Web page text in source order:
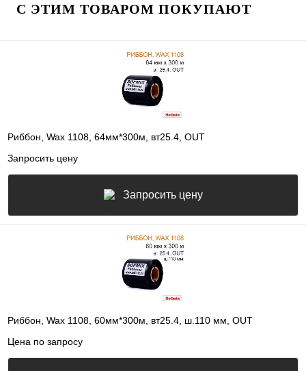
С ЭТИМ ТОВАРОМ ПОКУПАЮТ
Риббон, Wax 1108, 64мм*300м, вт25.4, OUT
Запросить цену
Запросить цену
Риббон, Wax 1108, 60мм*300м, вт25.4, ш.110 мм, OUT
Цена по запросу